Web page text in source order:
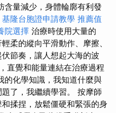
含量減少，身體輪廓有利發
基隆台胞證申請教學 推薦值
院選擇 治療時使用大量的
柔的縱向平滑動作、摩擦、
節奏，讓人想起大海的波
直覺和能量連結在治療過程
的化學知識，我知道什麼與
了，我繼續學習。 按摩師
揉捏，放鬆僵硬和緊張的身